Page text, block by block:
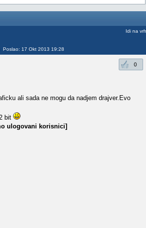
Poslao: 17 Okt 2013 19:28
Idi na vrh
0
ali sada ne mogu da nadjem drajver.Evo
bit
ulogovani korisnici]